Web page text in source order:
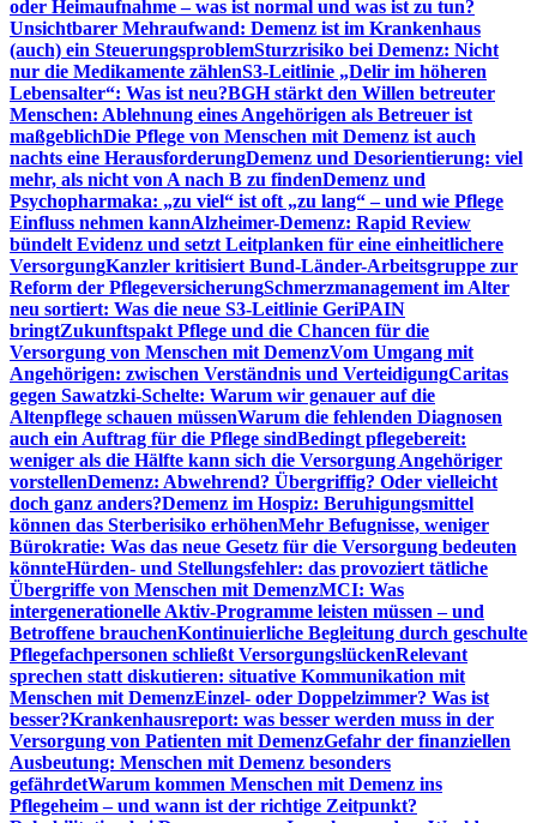
oder Heimaufnahme – was ist normal und was ist zu tun?
Unsichtbarer Mehraufwand: Demenz ist im Krankenhaus
(auch) ein SteuerungsproblemSturzrisiko bei Demenz: Nicht
nur die Medikamente zählenS3-Leitlinie „Delir im höheren
Lebensalter“: Was ist neu?BGH stärkt den Willen betreuter
Menschen: Ablehnung eines Angehörigen als Betreuer ist
maßgeblichDie Pflege von Menschen mit Demenz ist auch
nachts eine HerausforderungDemenz und Desorientierung: viel
mehr, als nicht von A nach B zu findenDemenz und
Psychopharmaka: „zu viel“ ist oft „zu lang“ – und wie Pflege
Einfluss nehmen kannAlzheimer-Demenz: Rapid Review
bündelt Evidenz und setzt Leitplanken für eine einheitlichere
VersorgungKanzler kritisiert Bund-Länder-Arbeitsgruppe zur
Reform der PflegeversicherungSchmerzmanagement im Alter
neu sortiert: Was die neue S3-Leitlinie GeriPAIN
bringtZukunftspakt Pflege und die Chancen für die
Versorgung von Menschen mit DemenzVom Umgang mit
Angehörigen: zwischen Verständnis und VerteidigungCaritas
gegen Sawatzki-Schelte: Warum wir genauer auf die
Altenpflege schauen müssenWarum die fehlenden Diagnosen
auch ein Auftrag für die Pflege sindBedingt pflegebereit:
weniger als die Hälfte kann sich die Versorgung Angehöriger
vorstellenDemenz: Abwehrend? Übergriffig? Oder vielleicht
doch ganz anders?Demenz im Hospiz: Beruhigungsmittel
können das Sterberisiko erhöhenMehr Befugnisse, weniger
Bürokratie: Was das neue Gesetz für die Versorgung bedeuten
könnteHürden- und Stellungsfehler: das provoziert tätliche
Übergriffe von Menschen mit DemenzMCI: Was
intergenerationelle Aktiv-Programme leisten müssen – und
Betroffene brauchenKontinuierliche Begleitung durch geschulte
Pflegefachpersonen schließt VersorgungslückenRelevant
sprechen statt diskutieren: situative Kommunikation mit
Menschen mit DemenzEinzel- oder Doppelzimmer? Was ist
besser?Krankenhausreport: was besser werden muss in der
Versorgung von Patienten mit DemenzGefahr der finanziellen
Ausbeutung: Menschen mit Demenz besonders
gefährdetWarum kommen Menschen mit Demenz ins
Pflegeheim – und wann ist der richtige Zeitpunkt?